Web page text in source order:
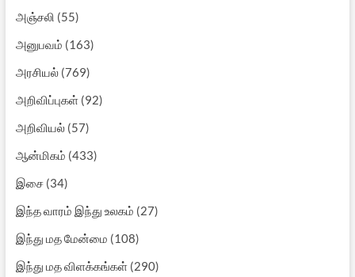
அஞ்சலி (55)
அனுபவம் (163)
அரசியல்(769)
அறிவிப்புகள்(92)
அறிவியல்(57)
ஆன்மிகம் (433)
இசை(34)
இந்த வாரம் இந்து உலகம் (27)
இந்து மத மேன்மை (108)
இந்து மத விளக்கங்கள்(290)